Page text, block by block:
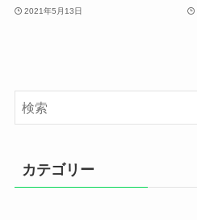
2021年5月13日
カテゴリー